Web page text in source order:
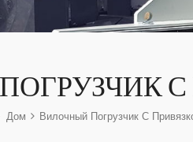
Дом Вилочный Погрузчик С